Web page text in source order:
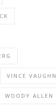
VINCE VAUGHN
WOODY ALLEN